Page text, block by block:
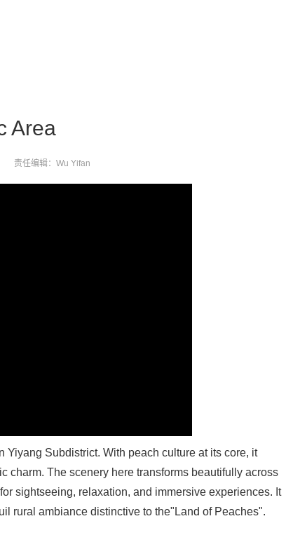
Area
责任编辑：Wu Yifan
Picture
Subdistrict. With peach culture at its core, it
charm. The scenery here transforms beautifully across
sightseeing, relaxation, and immersive experiences. It
rural ambiance distinctive to the"Land of Peaches".